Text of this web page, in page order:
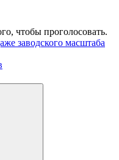
чтобы проголосовать.
заводского масштаба